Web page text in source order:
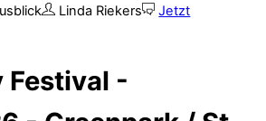
Linda Riekers
Jetzt
Festival -